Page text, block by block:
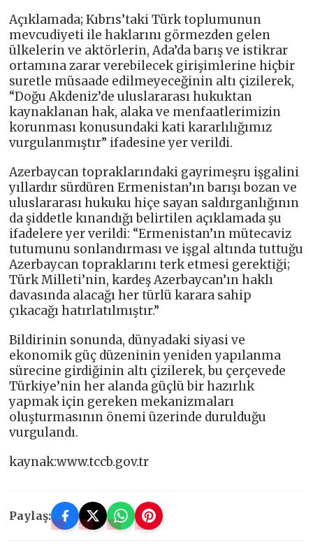
Açıklamada; Kıbrıs’taki Türk toplumunun
mevcudiyeti ile haklarını görmezden gelen
ülkelerin ve aktörlerin, Ada’da barış ve istikrar
ortamına zarar verebilecek girişimlerine hiçbir
suretle müsaade edilmeyeceğinin altı çizilerek,
“Doğu Akdeniz’de uluslararası hukuktan
kaynaklanan hak, alaka ve menfaatlerimizin
korunması konusundaki kati kararlılığımız
vurgulanmıştır” ifadesine yer verildi.
Azerbaycan topraklarındaki gayrimeşru işgalini
yıllardır sürdüren Ermenistan’ın barışı bozan ve
uluslararası hukuku hiçe sayan saldırganlığının
da şiddetle kınandığı belirtilen açıklamada şu
ifadelere yer verildi: “Ermenistan’ın mütecaviz
tutumunu sonlandırması ve işgal altında tuttuğu
Azerbaycan topraklarını terk etmesi gerektiği;
Türk Milleti’nin, kardeş Azerbaycan’ın haklı
davasında alacağı her türlü karara sahip
çıkacağı hatırlatılmıştır.”
Bildirinin sonunda, dünyadaki siyasi ve
ekonomik güç düzeninin yeniden yapılanma
sürecine girdiğinin altı çizilerek, bu çerçevede
Türkiye’nin her alanda güçlü bir hazırlık
yapmak için gereken mekanizmaları
oluşturmasının önemi üzerinde durulduğu
vurgulandı.
kaynak:www.tccb.gov.tr
Paylaş: